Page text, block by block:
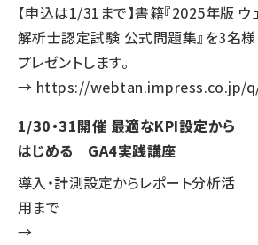
【申込は1/31まで】書籍『2025年版 ウ
解析士認定試験 公式問題集』を3名
プレゼントします。
→ https://webtan.impress.co.jp/
1/30・31開催 最適なKPI設定から
はじめる GA4実践講座
導入・計測設定からレポート分析活
用まで
→